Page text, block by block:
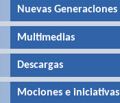
Nuevas Generaciones
Multimedias
Descargas
Mociones e iniciativas